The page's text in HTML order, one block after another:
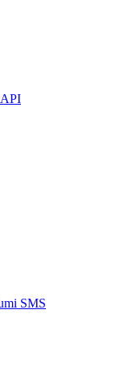
SMS